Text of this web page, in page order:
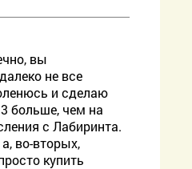
вы
не все
и сделаю
больше, чем на
с Лабиринта.
во-вторых,
купить